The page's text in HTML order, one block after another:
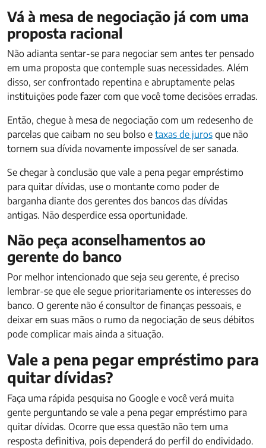
Vá à mesa de negociação já com uma
proposta racional
Não adianta sentar-se para negociar sem antes ter pensado
em uma proposta que contemple suas necessidades. Além
disso, ser confrontado repentina e abruptamente pelas
instituições pode fazer com que você tome decisões erradas.
Então, chegue à mesa de negociação com um redesenho de
parcelas que caibam no seu bolso e taxas de juros que não
tornem sua dívida novamente impossível de ser sanada.
Se chegar à conclusão que vale a pena pegar empréstimo
para quitar dívidas, use o montante como poder de
barganha diante dos gerentes dos bancos das dívidas
antigas. Não desperdice essa oportunidade.
Não peça aconselhamentos ao
gerente do banco
Por melhor intencionado que seja seu gerente, é preciso
lembrar-se que ele segue prioritariamente os interesses do
banco. O gerente não é consultor de finanças pessoais, e
deixar em suas mãos o rumo da negociação de seus débitos
pode complicar mais ainda a situação.
Vale a pena pegar empréstimo para
quitar dívidas?
Faça uma rápida pesquisa no Google e você verá muita
gente perguntando se vale a pena pegar empréstimo para
quitar dívidas. Ocorre que essa questão não tem uma
resposta definitiva, pois dependerá do perfil do endividado.